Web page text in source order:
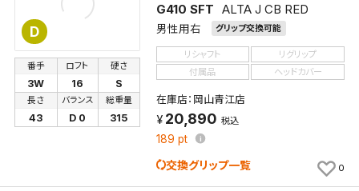
D
G410 SFT ALTA J CB RED
男性用右 グリップ交換可能
番手
3W
ロフト
16
硬さ
S
長さ
43
バランス
D 0
総重量
315
リシャフト
リグリップ
付属品
ヘッドカバー
在庫店：岡山青江店
20,890 税込
189 pt
交換グリップ一覧 0